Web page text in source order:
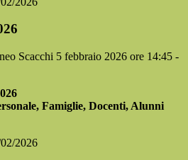
Scacchi 5 febbraio 2026 ore 14:45 -
Famiglie, Docenti, Alunni
2026